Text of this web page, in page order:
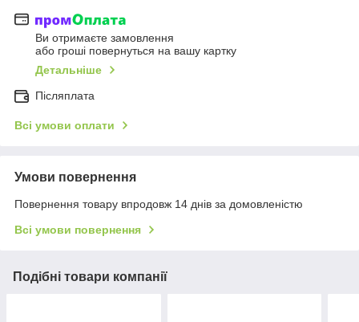
Ви отримаєте замовлення
або гроші повернуться на вашу картку
Детальніше
Післяплата
Всі умови оплати
Умови повернення
Повернення товару впродовж 14 днів за домовленістю
Всі умови повернення
Подібні товари компанії